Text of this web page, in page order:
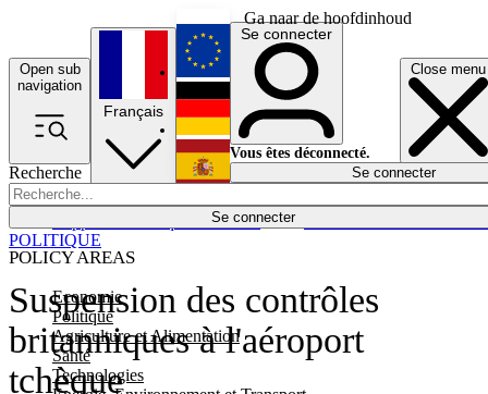
Ga naar de hoofdinhoud
Open sub
navigation
Close menu
Recherche
Se connecter
POLICY AREAS
Economie
Politique
Agriculture et Alimentation
Santé
Technologies
Économie
Français
English
Deutsch
Español
Se connecter
Vous êtes déconnecté.
Se connecter
Suspension des contrôles
britanniques à l'aéroport
tchèque
POLITIQUE